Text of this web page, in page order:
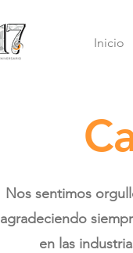
Inicio
Nos sentimos
agradeciendo
en las